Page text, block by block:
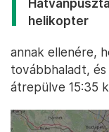
helikopter
annak ellenére,
továbbhaladt,
átrepülve 15:35